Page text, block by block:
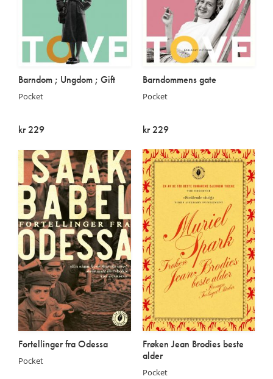
Barndom ; Ungdom ; Gift
Pocket
kr 229
Barndommens gate
Pocket
kr 229
Fortellinger fra Odessa
Pocket
Frøken Jean Brodies beste
alder
Pocket